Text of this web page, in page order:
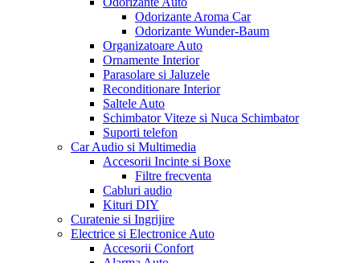
Odorizante Aroma Car
Odorizante Wunder-Baum
Organizatoare Auto
Ornamente Interior
Parasolare si Jaluzele
Reconditionare Interior
Saltele Auto
Schimbator Viteze si Nuca Schimbator
Suporti telefon
Car Audio si Multimedia
Accesorii Incinte si Boxe
Filtre frecventa
Cabluri audio
Kituri DIY
Curatenie si Ingrijire
Electrice si Electronice Auto
Accesorii Confort